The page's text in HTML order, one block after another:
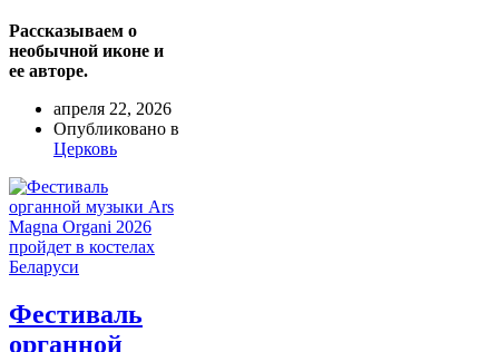
Рассказываем о
необычной иконе и
ее авторе.
апреля 22, 2026
Опубликовано в
Церковь
Фестиваль
органной